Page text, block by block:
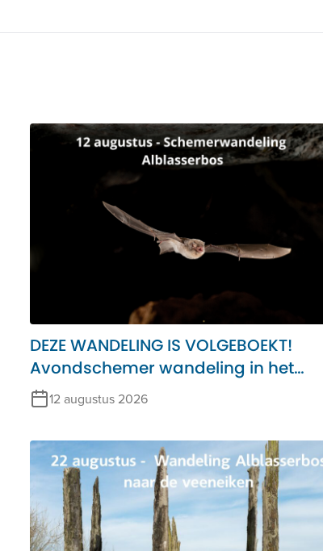
DEZE WANDELING IS VOLGEBOEKT!
Avondschemer wandeling in het
Alblasserbos – 12 augustus
12 augustus 2026